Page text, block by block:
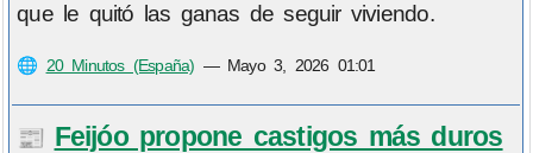
que le quitó las ganas de seguir viviendo.
🌐 20 Minutos (España) — Mayo 3, 2026 01:01
📰 Feijóo propone castigos más duros